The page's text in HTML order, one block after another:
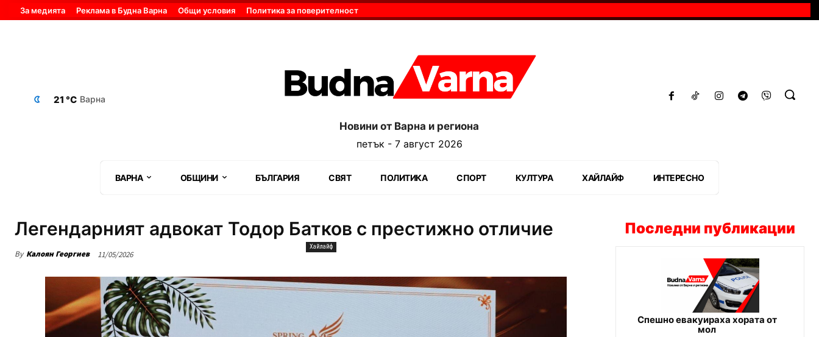
За медията Реклама в Будна Варна Общи условия Политика за поверителност
21 °C Варна
Новини от Варна и региона
петък - 7 август 2026
ВАРНА ОБЩИНИ БЪЛГАРИЯ СВЯТ ПОЛИТИКА СПОРТ КУЛТУРА ХАЙЛАЙФ ИНТЕРЕСНО
Легендарният адвокат Тодор Батков с престижно отличие
By Калоян Георгиев 11/05/2026
Хайлайф
Последни публикации
Спешно евакуираха хората от
мол